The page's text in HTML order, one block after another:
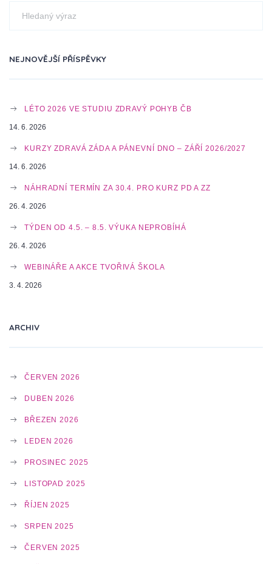
V
G
A
O
N
NEJNOVĚJŠÍ PŘÍSPĚVKY
LÉTO 2026 VE STUDIU ZDRAVÝ POHYB ČB
14. 6. 2026
KURZY ZDRAVÁ ZÁDA A PÁNEVNÍ DNO – ZÁŘÍ 2026/2027
14. 6. 2026
NÁHRADNÍ TERMÍN ZA 30.4. PRO KURZ PD A ZZ
26. 4. 2026
TÝDEN OD 4.5. – 8.5. VÝUKA NEPROBÍHÁ
26. 4. 2026
WEBINÁŘE A AKCE TVOŘIVÁ ŠKOLA
3. 4. 2026
ARCHIV
ČERVEN 2026
DUBEN 2026
BŘEZEN 2026
LEDEN 2026
PROSINEC 2025
LISTOPAD 2025
ŘÍJEN 2025
SRPEN 2025
ČERVEN 2025